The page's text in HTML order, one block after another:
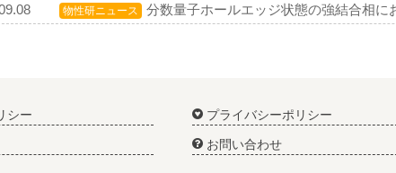
物性研ニュース 分数量子ホールエッジ状態の強結合相に
シー プライバシーポリシー
お問い合わせ